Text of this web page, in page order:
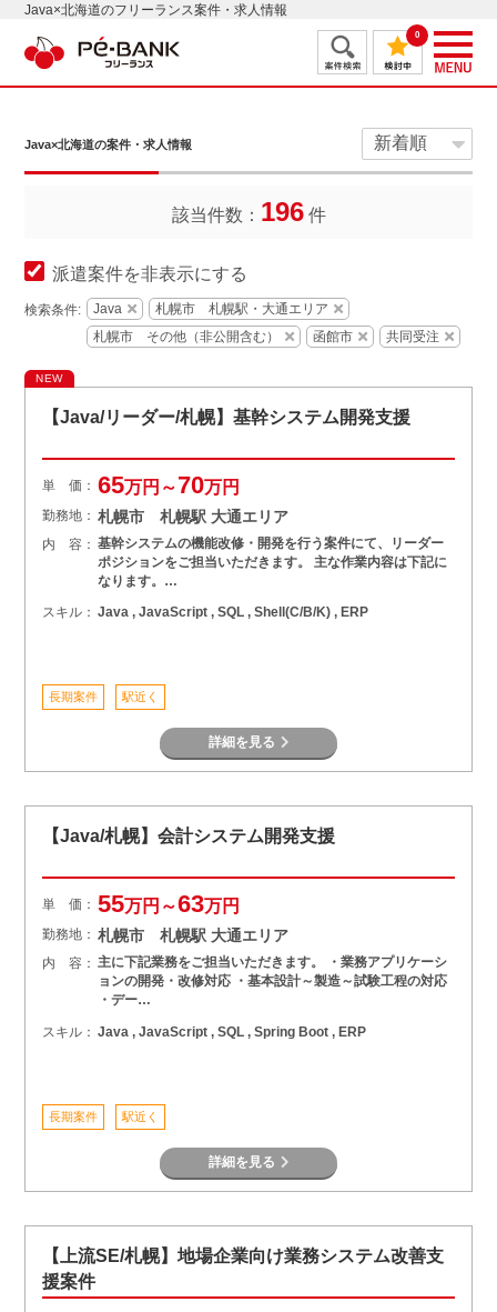
Java×北海道のフリーランス案件・求人情報
0
Java×北海道の案件・求人情報
該当件数： 196件
派遣案件を非表示にする
検索条件: Java
札幌市 札幌駅・大通エリア
札幌市 その他（非公開含む）
函館市 共同受注
NEW
【Java/リーダー/札幌】基幹システム開発支援
単 価： 65万円～70万円
勤務地： 札幌市 札幌駅 大通エリア
内 容： 基幹システムの機能改修・開発を行う案件にて、リーダー
ポジションをご担当いただきます。 主な作業内容は下記に
なります。…
スキル： Java , JavaScript , SQL , Shell(C/B/K) , ERP
長期案件 駅近く
詳細を見る
【Java/札幌】会計システム開発支援
単 価： 55万円～63万円
勤務地： 札幌市 札幌駅 大通エリア
内 容： 主に下記業務をご担当いただきます。 ・業務アプリケーシ
ョンの開発・改修対応 ・基本設計～製造～試験工程の対応
・デー…
スキル： Java , JavaScript , SQL , Spring Boot , ERP
長期案件 駅近く
詳細を見る
【上流SE/札幌】地場企業向け業務システム改善支
援案件